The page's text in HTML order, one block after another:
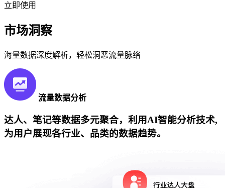
立即使用
市场洞察
海量数据深度解析，轻松洞恶流量脉络
流量数据分析
达人、笔记等数据多元聚合，利用AI智能分析技术,
为用户展现各行业、品类的数据趋势。